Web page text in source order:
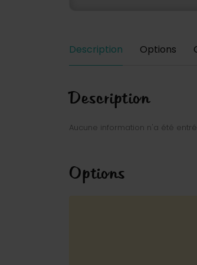
Description Options
Description
Aucune information n'a été
Options